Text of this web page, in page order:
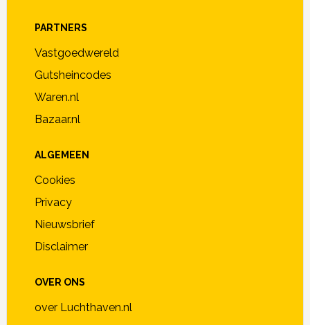
PARTNERS
Vastgoedwereld
Gutsheincodes
Waren.nl
Bazaar.nl
ALGEMEEN
Cookies
Privacy
Nieuwsbrief
Disclaimer
OVER ONS
over Luchthaven.nl